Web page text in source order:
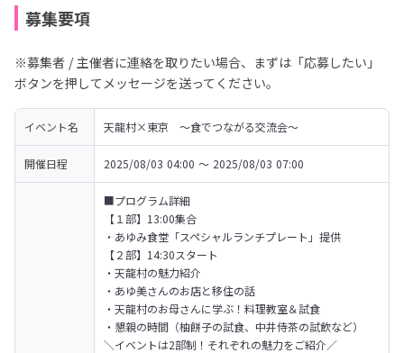
募集要項
※募集者 / 主催者に連絡を取りたい場合、まずは「応募したい」
ボタンを押してメッセージを送ってください。
イベント名 天龍村×東京　〜食でつながる交流会〜
開催日程 2025/08/03 04:00 〜 2025/08/03 07:00
■プログラム詳細
【１部】13:00集合
・あゆみ食堂「スペシャルランチプレート」提供
【２部】14:30スタート
・天龍村の魅力紹介
・あゆ美さんのお店と移住の話
・天龍村のお母さんに学ぶ！料理教室＆試食
・懇親の時間（柚餅子の試食、中井侍茶の試飲など）
＼イベントは2部制！それぞれの魅力をご紹介／